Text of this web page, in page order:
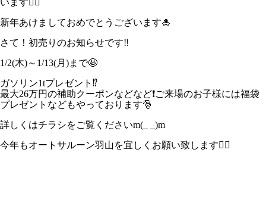
います🙇‍♀️
新年あけましておめでとうございます🎍
さて！初売りのお知らせです‼️
1/2(木)～1/13(月)まで🤩
ガソリン1tプレゼント⁉️
最大26万円の補助クーポンなどなど❗️ご来場のお子様には福袋
プレゼントなどもやっております🎅
詳しくはチラシをご覧くださいm(_ _)m
今年もオートサルーン羽山を宜しくお願い致します🙇‍♂️